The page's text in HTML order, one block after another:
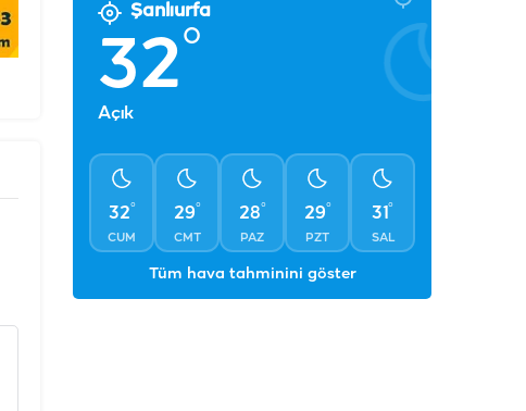
Şanlıurfa
32°
Açık
32°
CUM
29°
CMT
28°
PAZ
29°
PZT
31°
SAL
Tüm hava tahminini göster